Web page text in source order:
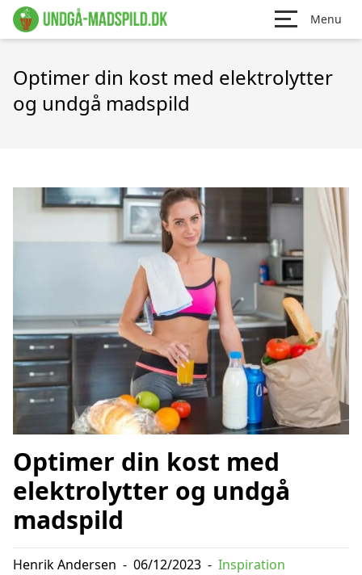
Menu
Optimer din kost med elektrolytter
og undgå madspild
Optimer din kost med
elektrolytter og undgå
madspild
Henrik Andersen - 06/12/2023 - Inspiration